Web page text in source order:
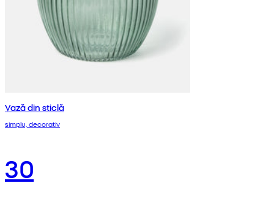
Vază din sticlă
simplu, decorativ
30